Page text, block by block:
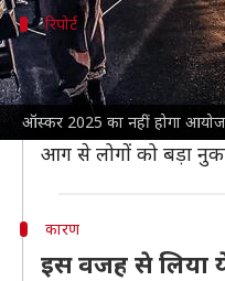
ऑस्कर 2025 का नहीं होगा
रिपोर्ट
एकेडमी ने लिया ये
लॉस एंजिल्सके जंगलों में
द सनकी रिपोर्ट में
आग से लोगों को बड़ा
कारण
इस वजह से लिया